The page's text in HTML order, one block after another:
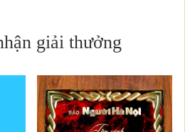
giải thưởng